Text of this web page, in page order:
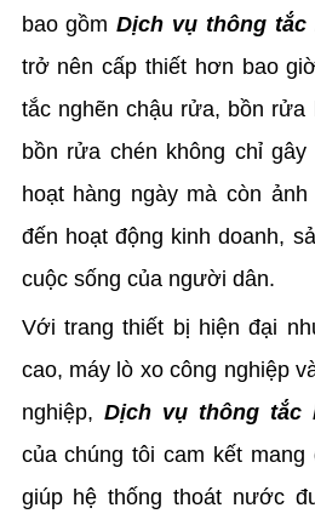
bao gồmDịch vụ thông tắc
trở nên cấp thiết hơn bao
tắc nghẽn chậu rửa, bồn
bồn rửa chén không chỉ
hoạt hàng ngày mà còn
đến hoạt động kinh doanh,
cuộc sống của người dân.
Với trang thiết bị hiện đại
cao, máy lò xo công nghiệp
nghiệp, Dịch vụ thông tắc
của chúng tôi cam kết
giúp hệ thống thoát nước